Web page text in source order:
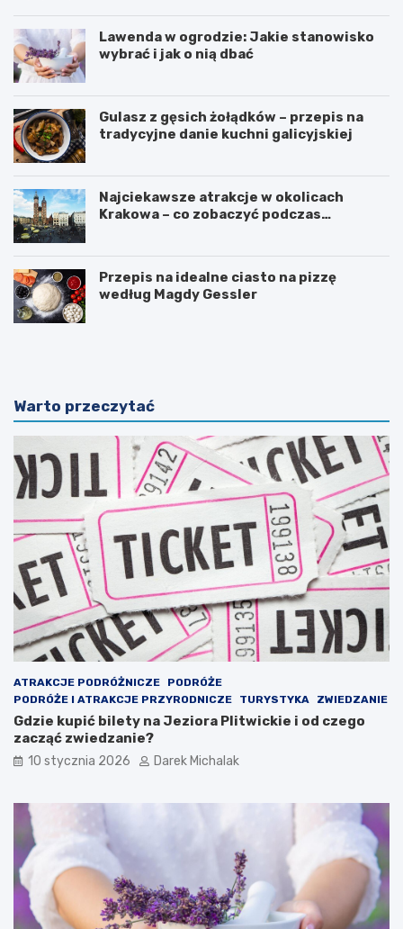
Lawenda w ogrodzie: Jakie stanowisko
wybrać i jak o nią dbać
Gulasz z gęsich żołądków – przepis na
tradycyjne danie kuchni galicyjskiej
Najciekawsze atrakcje w okolicach
Krakowa – co zobaczyć podczas
Przepis na idealne ciasto na pizzę
według Magdy Gessler
M
n
a
t
u
r
y
j
e
e
c
z
n
i
c
z
y
w
p
ł
w
a
n
a
s
e
J
ł
u
s
z
k
a
w
y
c
z
a
j
n
a
–
f
a
s
c
y
n
j
c
y
p
t
k
Warto przeczytać
ATRAKCJE PODRÓŻNICZE
PODRÓŻE
PODRÓŻE I ATRAKCJE PRZYRODNICZE
TURYSTYKA ZWIEDZANIE
Gdzie kupić bilety na Jeziora Plitwickie i od czego
zacząć zwiedzanie?
10 stycznia 2026 Darek Michalak